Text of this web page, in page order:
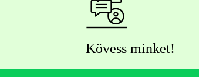
Kövess minket!